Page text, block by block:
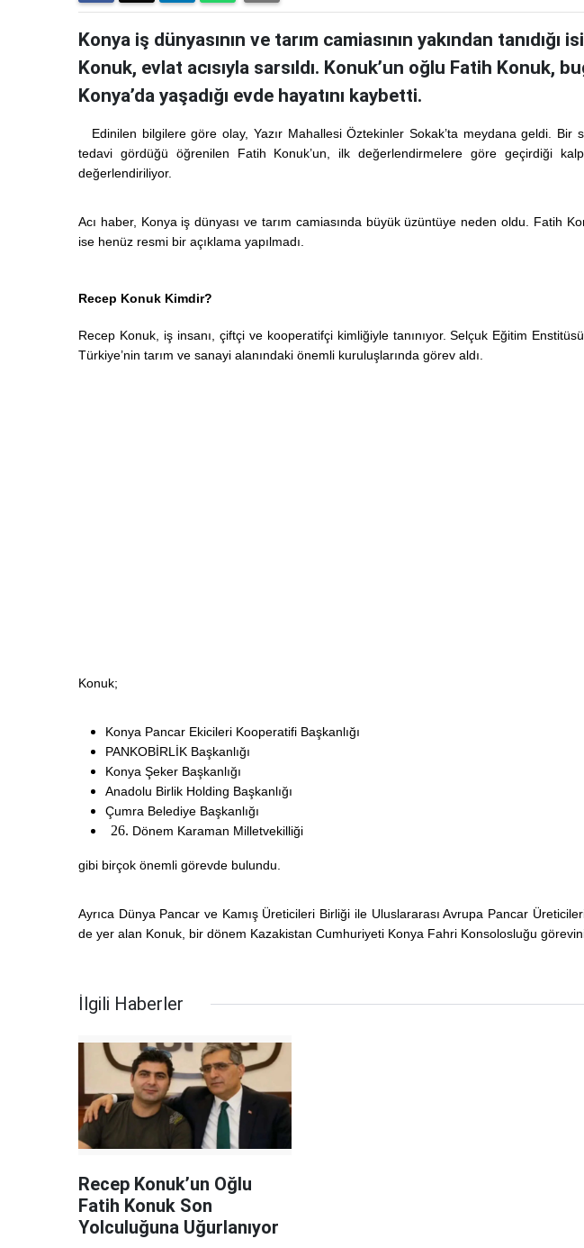
Konya iş dünyasının ve tarım camiasının yakından tanıdığı
Konuk, evlat acısıyla sarsıldı. Konuk’un oğlu Fatih Konuk,
Konya’da yaşadığı evde hayatını kaybetti.
Edinilen bilgilere göre olay, Yazır Mahallesi Öztekinler Sokak’ta meydana geldi. Bir
tedavi gördüğü öğrenilen Fatih Konuk’un, ilk değerlendirmelere göre geçirdiği
değerlendiriliyor.
Acı haber, Konya iş dünyası ve tarım camiasında büyük üzüntüye neden oldu. Fatih
ise henüz resmi bir açıklama yapılmadı.
Recep Konuk Kimdir?
Recep Konuk, iş insanı, çiftçi ve kooperatifçi kimliğiyle tanınıyor. Selçuk Eğitim
Türkiye’nin tarım ve sanayi alanındaki önemli kuruluşlarında görev aldı.
Konuk;
Konya Pancar Ekicileri Kooperatifi Başkanlığı
PANKOBİRLİK Başkanlığı
Konya Şeker Başkanlığı
Anadolu Birlik Holding Başkanlığı
Çumra Belediye Başkanlığı
Dönem Karaman Milletvekilliği
gibi birçok önemli görevde bulundu.
Ayrıca Dünya Pancar ve Kamış Üreticileri Birliği ile Uluslararası Avrupa Pancar
de yer alan Konuk, bir dönem Kazakistan Cumhuriyeti Konya Fahri Konsolosluğu
İlgili Haberler
Recep Konuk’un Oğlu
Fatih Konuk Son
Yolculuğuna Uğurlanıyor